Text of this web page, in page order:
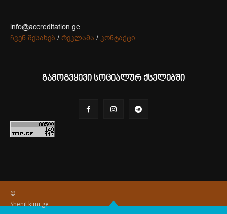
info@accreditation.ge
ჩვენ შესახებ / რეკლამა / კონტაქტი
გამოგვყევი სოციალურ ქსელებში
©
SheniEkimi.ge